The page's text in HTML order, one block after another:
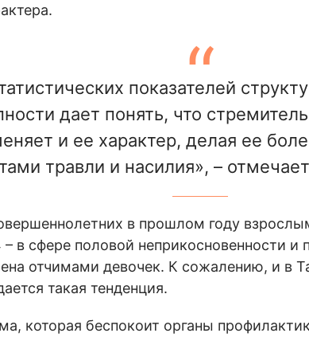
показателей
дает понять, что
и ее характер, делая ее
травли и насилия», –
в прошлом году
– в сфере половой неприкосновенности
отчимами девочек. К сожалению, и в
такая тенденция.
которая беспокоит органы